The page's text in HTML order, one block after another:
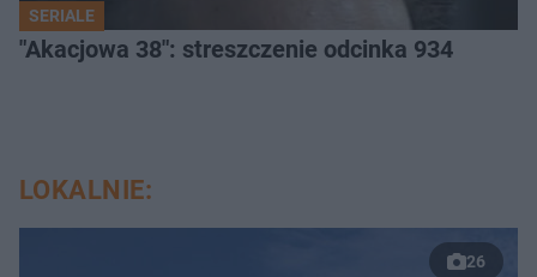
SERIALE
"Akacjowa 38": streszczenie odcinka 934
LOKALNIE:
26